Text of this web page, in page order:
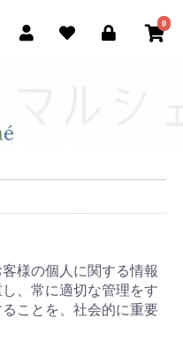
0
様の個人に関する情報
、常に適切な管理をす
ことを、社会的に重要